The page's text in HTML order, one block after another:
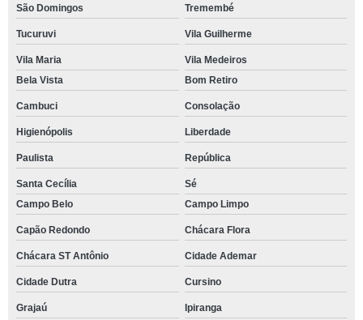
São Domingos Tremembé
Tucuruvi Vila Guilherme
Vila Maria
Vila Medeiros
Bela Vista
Bom Retiro
Cambuci Consolação
Higienópolis Liberdade
Paulista República
Santa Cecília
Sé
Campo Belo
Campo Limpo
Capão Redondo Chácara Flora
Chácara ST Antônio Cidade Ademar
Cidade Dutra Cursino
Grajaú Ipiranga